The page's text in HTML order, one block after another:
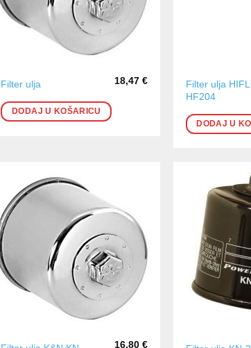
Filter ulja 18,47€
DODAJ U KOŠARICU
Filter ulja
HF204
DODAJ U
16,80€